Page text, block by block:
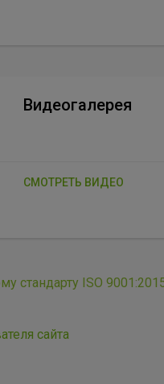
Видеогалерея
СМОТРЕТЬ ВИДЕО
стандарту ISO
сайта